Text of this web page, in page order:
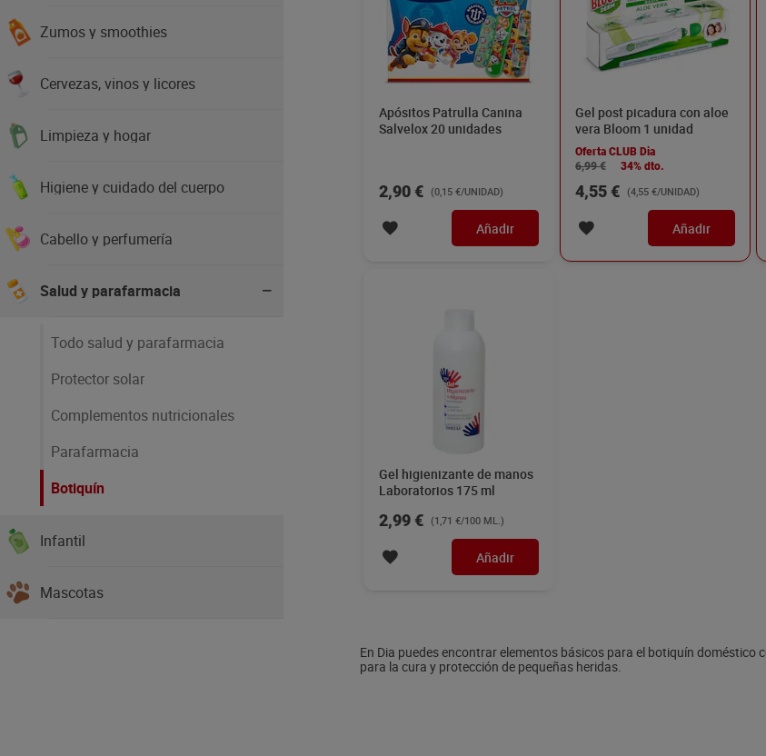
Zumos y smoothies
Cervezas, vinos y licores
Limpieza y hogar
Higiene y cuidado del cuerpo
Cabello y perfumería
Salud y parafarmacia
Todo salud y parafarmacia
Protector solar
Complementos nutricionales
Parafarmacia
Botiquín
Infantil
Mascotas
Apósitos Patrulla Canina
Salvelox 20 unidades
2,90 € (0,15 €/UNIDAD)
Añadir
Gel post picadura con aloe
vera Bloom 1 unidad
Oferta CLUB Dia
6,99 €
34% dto.
4,55 € (4,55 €/UNIDAD)
Añadir
Gel higienizante de manos
Laboratorios 175 ml
2,99 € (1,71 €/100 ML.)
Añadir
En Dia puedes encontrar elementos básicos para el botiquín
para la cura y protección de pequeñas heridas.